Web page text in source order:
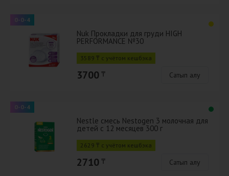
0-0-4
Nuk Прокладки для груди HIGH
PERFORMANCE №30
3589 ₸ с учётом кешбэка
3700 ₸ Сатып алу
0-0-4
Nestle смесь Nestogen 3 молочная для
детей с 12 месяцев 300 г
2629 ₸ с учётом кешбэка
2710 ₸ Сатып алу